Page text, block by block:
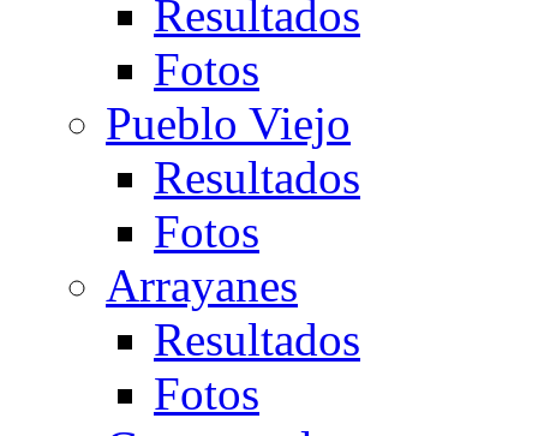
Resultados
Fotos
Pueblo Viejo
Resultados
Fotos
Arrayanes
Resultados
Fotos